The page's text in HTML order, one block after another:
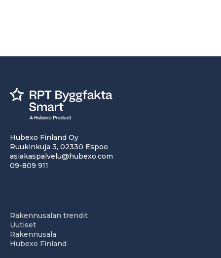
Hubexo Finland Oy
Ruukinkuja 3, 02330 Espoo
asiakaspalvelu@hubexo.com
09-809 911
Rakennusalan trendit
Uutiset
Rakennusala
Hubexo Finland